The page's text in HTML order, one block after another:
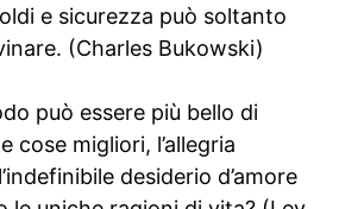
e sicurezza può soltanto
(Charles Bukowski)
può essere più bello di
cose migliori, l’allegria
desiderio d’amore